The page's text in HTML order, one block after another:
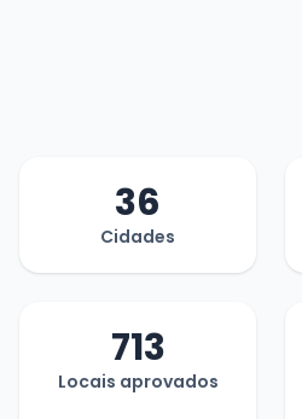
36
Cidades
713
Locais aprovados